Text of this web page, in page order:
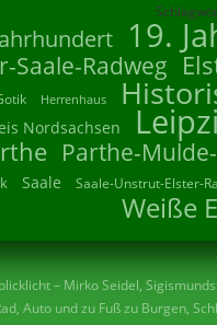
19.
Saale-Radweg
Herrenhaus
Nordsachsen
Parthe-
Saale Saale-Unstrut-Elster-
Weiße
– Mirko Seidel,
Auto und zu Fuß zu Burgen,